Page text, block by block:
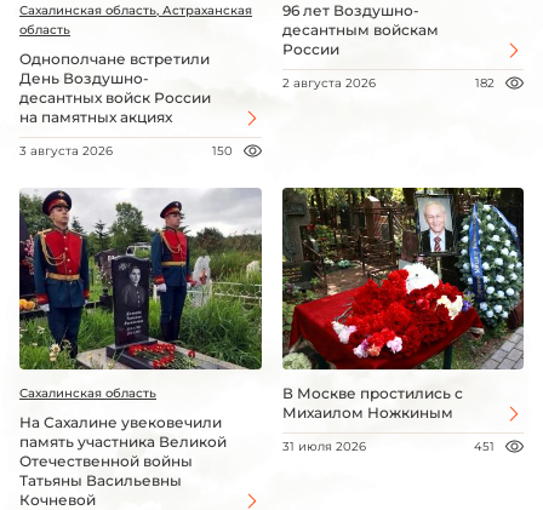
Сахалинская область, Астраханская
область
Однополчане встретили
День Воздушно-
десантных войск России
на памятных акциях
3 августа 2026 150
96 лет Воздушно-
десантным войскам
России
2 августа 2026 182
Сахалинская область
На Сахалине увековечили
память участника Великой
Отечественной войны
Татьяны Васильевны
Кочневой
В Москве простились с
Михаилом Ножкиным
31 июля 2026 451